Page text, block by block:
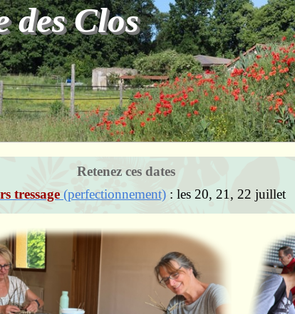
des Clos
Retenez ces dates
: tous les vendredi de 15h00 à 19h00
tressage(perfectionnement): les 20, 21, 22 juillet
Atelier tressage
16 et 17 juin 2025